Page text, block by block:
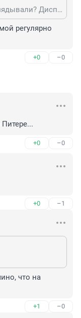
Вы в их медицинские карты заглядывали? Диспансерное наблюдение далеко не всегда требует медикаментозного лечения.
регулярно
+0 –0
+0 –0
+0 –1
что на
+1 –0